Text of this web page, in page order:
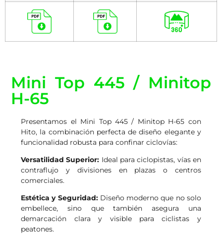
Mini Top 445 / Minitop
H-65
Presentamos el Mini Top 445 / Minitop H-65 con
Hito, la combinación perfecta de diseño elegante y
funcionalidad robusta para confinar ciclovías:
Versatilidad Superior: Ideal para ciclopistas, vías en
contraflujo y divisiones en plazas o centros
comerciales.
Estética y Seguridad:Diseño moderno que no solo
embellece, sino que también asegura una
demarcación clara y visible para ciclistas y
peatones.